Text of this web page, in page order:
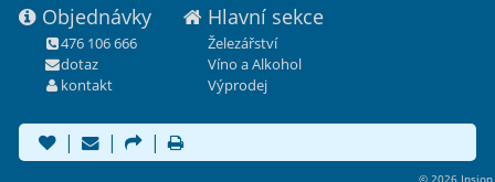
Objednávky
476 106 666
dotaz
kontakt
Hlavní sekce
Železářství
Víno a Alkohol
Výprodej
| | |